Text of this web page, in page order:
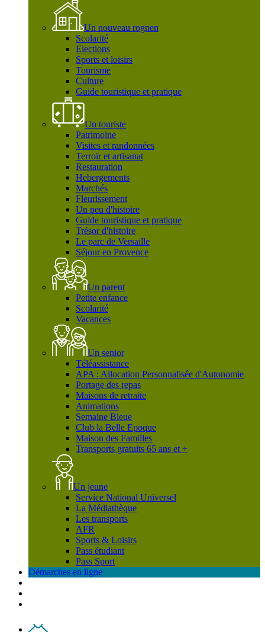
Un nouveau rognen
Scolarité
Elections
Sports et loisirs
Tourisme
Culture
Guide touristique et pratique
Un touriste
Patrimoine
Visites et randonnées
Terroir et artisanat
Restauration
Hebergements
Marchés
Fleurissement
Un peu d'histoire
Guide touristique et pratique
Trésor d'histoire
Le parc de Versaille
Séjour en Provence
Un parent
Petite enfance
Scolarité
Vacances
Un senior
Téléassistance
APA : Allocation Personnalisée d'Autonomie
Portage des repas
Maisons de retraite
Animations
Semaine Bleue
Club la Belle Epoque
Maison des Familles
Transports gratuits 65 ans et +
Un jeune
Service National Universel
La Médiathèque
Les transports
AFR
Sports & Loisirs
Pass étudiant
Pass Sport
Démarches en ligne
Contact